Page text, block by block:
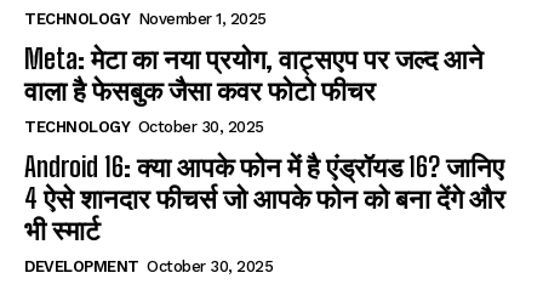
TECHNOLOGY November 1, 2025
Meta: मेटा का नया प्रयोग, वाट्सएप पर जल्द आने
वाला है फेसबुक जैसा कवर फोटो फीचर
TECHNOLOGY October 30, 2025
Android 16: क्या आपके फोन में है एंड्रॉयड 16? जानिए
4 ऐसे शानदार फीचर्स जो आपके फोन को बना देंगे और
भी स्मार्ट
DEVELOPMENT October 30, 2025